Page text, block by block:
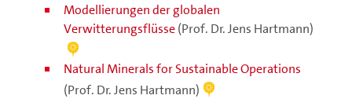
Modellierungen der globalen
Verwitterungsflüsse(Prof. Dr. Jens Hartmann)
Natural Minerals for Sustainable Operations
(Prof. Dr. Jens Hartmann)